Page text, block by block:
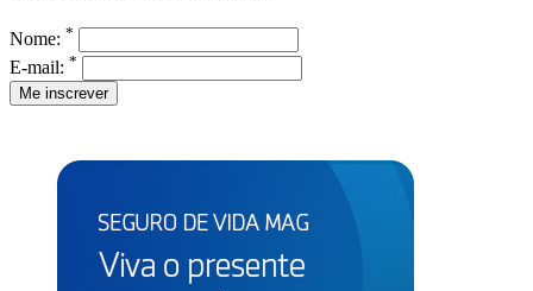
Nome: *
E-mail: *